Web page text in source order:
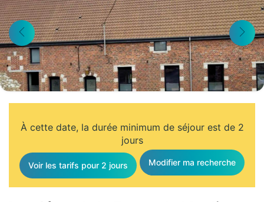
À cette date, la durée minimum de séjour est de 2
jours
Voir les tarifs pour 2 jours Modifier ma recherche